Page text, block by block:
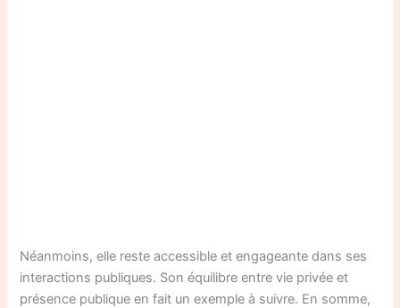
Néanmoins, elle reste accessible et engageante dans ses
interactions publiques. Son équilibre entre vie privée et
présence publique en fait un exemple à suivre. En somme,